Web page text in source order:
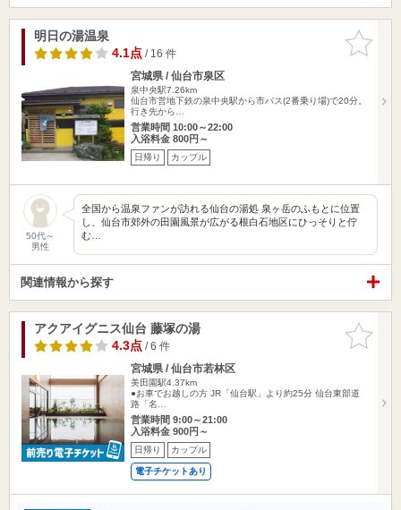
お気に入
りに追加
明日の湯温泉
4.1点/ 16 件
宮城県 / 仙台市泉区
泉中央駅7.26km
仙台市営地下鉄の泉中央駅から市バス(2番乗り場)で20分。
行き先から…
営業時間 10:00～22:00
入浴料金 800円～
日帰り カップル
50代～
男性
全国から温泉ファンが訪れる仙台の湯処 泉ヶ岳のふもとに位置
し、仙台市郊外の田園風景が広がる根白石地区にひっそりと佇
む…
関連情報から探す
お気に入
りに追加
アクアイグニス仙台 藤塚の湯
4.3点/ 6 件
宮城県 / 仙台市若林区
美田園駅4.37km
●お車でお越しの方 JR「仙台駅」より約25分 仙台東部道
路「名…
営業時間 9:00～21:00
入浴料金 900円～
日帰り カップル
電子チケットあり